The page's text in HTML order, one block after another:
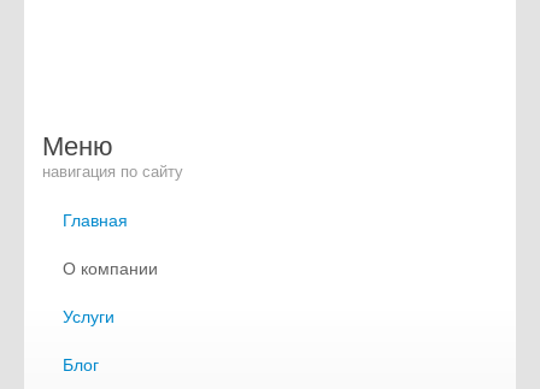
Меню
навигация по сайту
Главная
О компании
Услуги
Блог